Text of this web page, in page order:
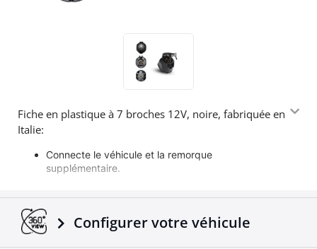
Fiche en plastique à 7 broches 12V, noire, fabriquée en
Italie:
Connecte le véhicule et la remorque
supplémentaire.
véhicule à la remorque.
Adaptable sur tous les camions / remorques.
Fabriqué selon les normes européennes.
Configurer votre véhicule